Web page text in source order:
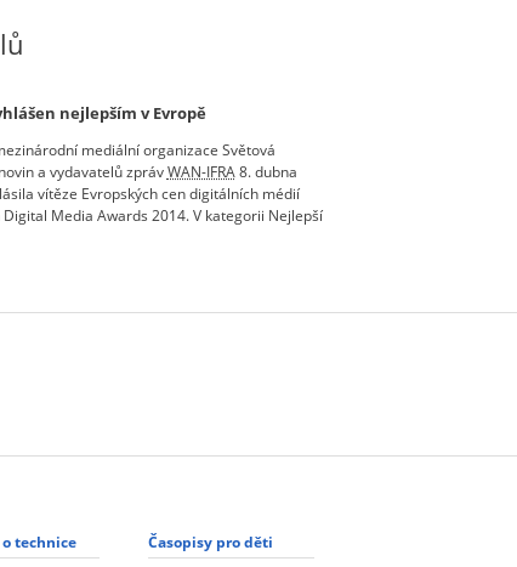
nejlepším v Evropě
mediální organizace Světová
a vydavatelů zprávWAN-IFRA8. dubna
vítěze Evropských cen digitálních médií
Digital Media Awards 2014. V kategorii Nejlepší
technice Časopisy pro děti